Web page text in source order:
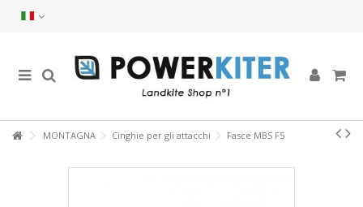
MONTAGNA Cinghie per gli attacchi Fasce MBS F5